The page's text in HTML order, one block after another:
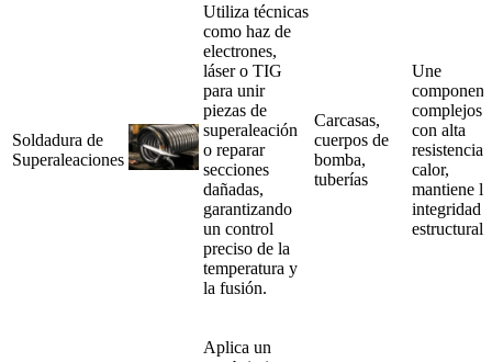
Soldadura de
Superaleaciones
Utiliza técnicas
como haz de
electrones,
láser o TIG
para unir
piezas de
superaleación
o reparar
secciones
dañadas,
garantizando
un control
preciso de la
temperatura y
la fusión.
Carcasas,
cuerpos de
bomba,
tuberías
Une
complejos
con alta
resistencia
calor,
mantiene la
integridad
estructural.
Aplica un